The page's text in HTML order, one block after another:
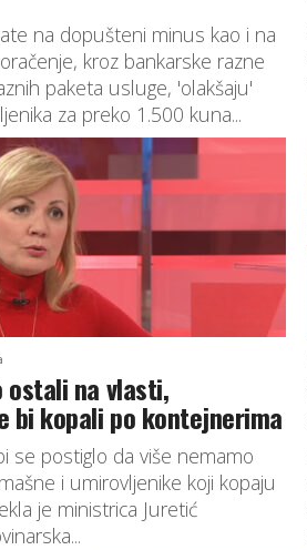
na dopušteni minus kao i na
kroz bankarske razne
paketa usluge, 'olakšaju'
za preko 1.500 kuna...
ostali na vlasti,
bi kopali po kontejnerima
se postiglo da više nemamo
i umirovljenike koji kopaju
je ministrica Juretić